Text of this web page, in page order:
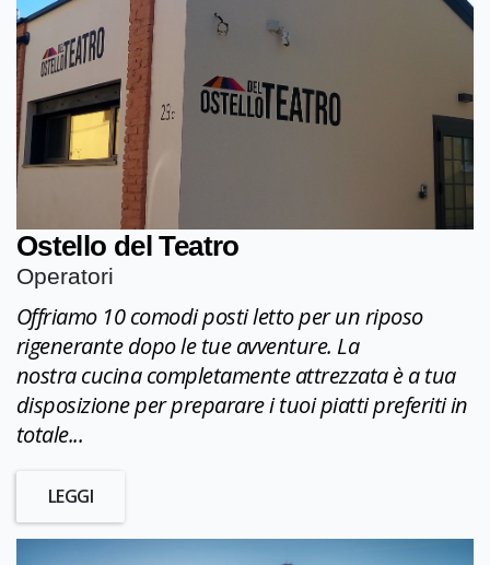
Ostello del Teatro
Operatori
Offriamo 10 comodi posti letto per un riposo
rigenerante dopo le tue avventure. La
nostra cucina completamente attrezzata è a tua
disposizione per preparare i tuoi piatti preferiti in
totale...
LEGGI